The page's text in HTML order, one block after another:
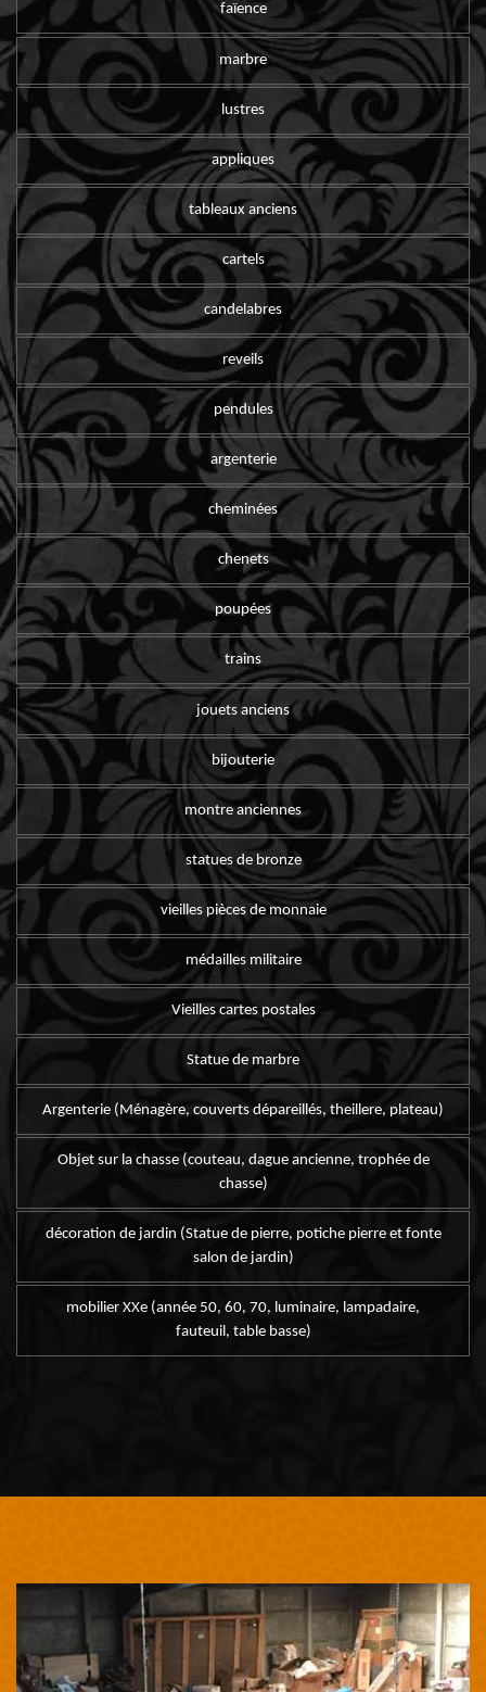
faïence
marbre
lustres
appliques
tableaux anciens
cartels
candelabres
reveils
pendules
argenterie
cheminées
chenets
poupées
trains
jouets anciens
bijouterie
montre anciennes
statues de bronze
vieilles pièces de monnaie
médailles militaire
Vieilles cartes postales
Statue de marbre
Argenterie (Ménagère, couverts dépareillés, theillere, plateau)
Objet sur la chasse (couteau, dague ancienne, trophée de
chasse)
décoration de jardin (Statue de pierre, potiche pierre et fonte
salon de jardin)
mobilier XXe (année 50, 60, 70, luminaire, lampadaire,
fauteuil, table basse)